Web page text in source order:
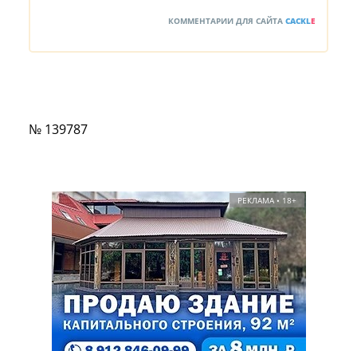
КОММЕНТАРИИ ДЛЯ САЙТА CACKLE
№ 139787
РЕКЛАМА • 18+